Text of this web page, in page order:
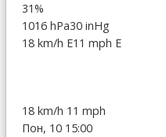
31%
1016 hPa30 inHg
18 km/h E11 mph E
18 km/h 11 mph
Пон, 10 15:00